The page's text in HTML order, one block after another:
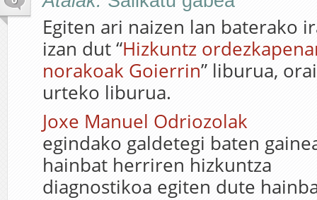
Egiten ari naizen lan baterako
izan dut “Hizkuntz
norakoak Goierrin” liburua,
urteko liburua.
Joxe Manuel Odriozolak
egindako galdetegi baten
hainbat herriren hizkuntza
diagnostikoa egiten dute